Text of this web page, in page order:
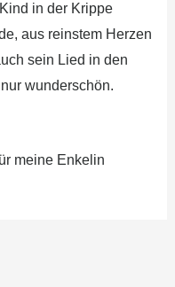
in der Krippe
aus reinstem Herzen
sein Lied in den
wunderschön.
meine Enkelin